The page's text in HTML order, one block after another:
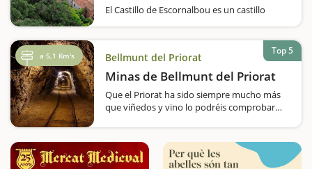
El Castillo de Escornalbou es un castillo
donde se encuentra, enclavado en la colina
de Escornalbou. Desde aquí tendréis unas
vistas estratégicas hacia el Camp…
a 5,1 Km's Bellmunt del Priorat
Minas de Bellmunt del Priorat
Que el Priorat ha sido siempre mucho más
que viñedos y vino lo podréis comprobar
el antiguo complejo industrial de la Mina
Eugenia, es un…
Top 5